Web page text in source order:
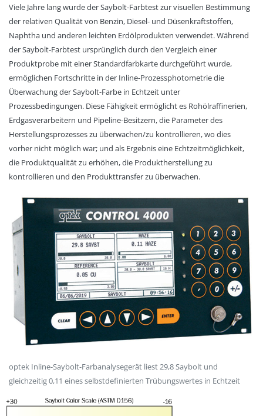
Viele Jahre lang wurde der Saybolt-Farbtest zur visuellen Bestimmung
der relativen Qualität von Benzin, Diesel- und Düsenkraftstoffen,
Naphtha und anderen leichten Erdölprodukten verwendet. Während
der Saybolt-Farbtest ursprünglich durch den Vergleich einer
Produktprobe mit einer Standardfarbkarte durchgeführt wurde,
ermöglichen Fortschritte in der Inline-Prozessphotometrie die
Überwachung der Saybolt-Farbe in Echtzeit unter
Prozessbedingungen. Diese Fähigkeit ermöglicht es Rohölraffinerien,
Erdgasverarbeitern und Pipeline-Besitzern, die Parameter des
Herstellungsprozesses zu überwachen/zu kontrollieren, wo dies
vorher nicht möglich war; und als Ergebnis eine Echtzeitmöglichkeit,
die Produktqualität zu erhöhen, die Produktherstellung zu
kontrollieren und den Produkttransfer zu überwachen.
optek Inline-Saybolt-Farbanalysegerät liest 29,8 Saybolt und
gleichzeitig 0,11 eines selbstdefinierten Trübungswertes in Echtzeit